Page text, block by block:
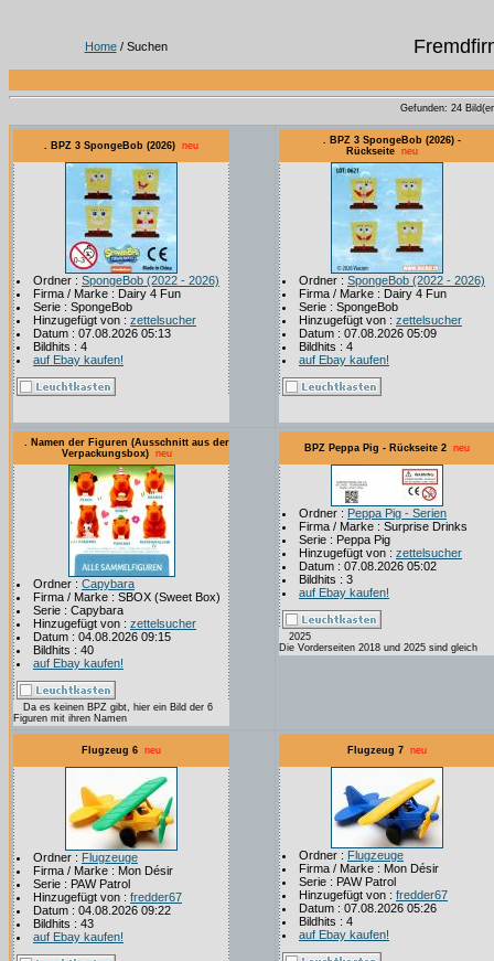
Home/ Suchen
Gefunden: 24
. BPZ 3 SpongeBob (2026) neu
Ordner : SpongeBob (2022 - 2026)
Firma / Marke : Dairy 4 Fun
Serie : SpongeBob
Hinzugefügt von : zettelsucher
Datum : 07.08.2026 05:13
Bildhits : 4
auf Ebay kaufen!
. BPZ 3 SpongeBob (2026) -
Rückseite neu
Ordner : SpongeBob (2022 - 2026)
Firma / Marke : Dairy 4 Fun
Serie : SpongeBob
Hinzugefügt von : zettelsucher
Datum : 07.08.2026 05:09
Bildhits : 4
auf Ebay kaufen!
. Namen der Figuren (Ausschnitt aus der
Verpackungsbox)
neu
Ordner : Capybara
Firma / Marke : SBOX (Sweet Box)
Serie : Capybara
Hinzugefügt von : zettelsucher
Datum : 04.08.2026 09:15
Bildhits : 40
auf Ebay kaufen!
Da es keinen BPZ gibt, hier ein Bild der 6
Figuren mit ihren Namen
BPZ Peppa Pig - Rückseite 2 neu
Ordner : Peppa Pig - Serien
Firma / Marke : Surprise Drinks
Serie : Peppa Pig
Hinzugefügt von : zettelsucher
Datum : 07.08.2026 05:02
Bildhits : 3
auf Ebay kaufen!
2025
Die Vorderseiten 2018 und 2025 sind gleich
Flugzeug 6 neu
Ordner : Flugzeuge
Firma / Marke : Mon Désir
Serie : PAW Patrol
Hinzugefügt von : fredder67
Datum : 04.08.2026 09:22
Bildhits : 43
auf Ebay kaufen!
Flugzeug 7 neu
Ordner : Flugzeuge
Firma / Marke : Mon Désir
Serie : PAW Patrol
Hinzugefügt von : fredder67
Datum : 07.08.2026 05:26
Bildhits : 4
auf Ebay kaufen!